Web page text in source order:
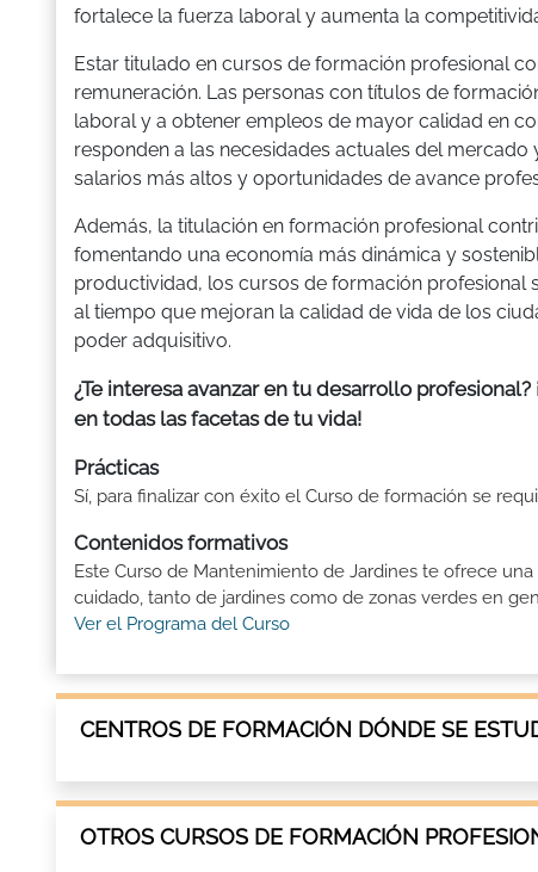
fortalece la fuerza laboral y aumenta la
Estar titulado en cursos de formación profesional
remuneración. Las personas con títulos de
laboral y a obtener empleos de mayor calidad en
responden a las necesidades actuales del
salarios más altos y oportunidades de avance
Además, la titulación en formación profesional
fomentando una economía más dinámica y
productividad, los cursos de formación profesional
al tiempo que mejoran la calidad de vida de los
poder adquisitivo.
¿Te interesa avanzar en tu desarrollo
en todas las facetas de tu vida!
Prácticas
Sí, para finalizar con éxito el Curso de formación se
Contenidos formativos
Este Curso de Mantenimiento de Jardines te ofrece
cuidado, tanto de jardines como de zonas verdes en
Ver el Programa del Curso
CENTROS DE FORMACIÓN DÓNDE SE
OTROS CURSOS DE FORMACIÓN